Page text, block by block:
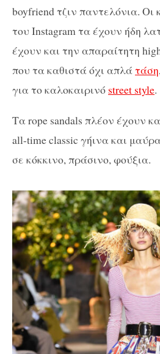
boyfriend τζιν παντελόνια. Οι
του Instagram τα έχουν ήδη
έχουν και την απαραίτητη
που τα καθιστά όχι απλάτάση
για το καλοκαιρινό street style.
Τα rope sandals πλέον έχουν
all-time classic γήινα και
σε κόκκινο, πράσινο, φούξια.